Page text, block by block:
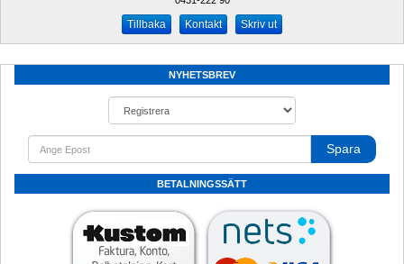
Kontakt Skriv ut
NYHETSBREV
Spara
BETALNINGSSÄTT